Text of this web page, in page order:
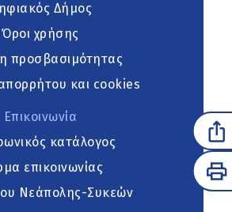
Δήμος
Όροι χρήσης
προσβασιμότητας
και cookies
Επικοινωνία
κατάλογος
επικοινωνίας
Νεάπολης-Συκεών